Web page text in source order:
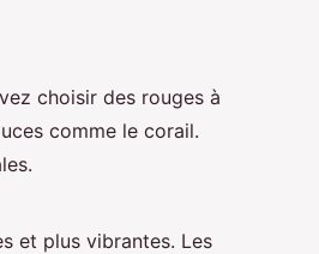
choisir des rouges à
comme le corail.
et plus vibrantes. Les